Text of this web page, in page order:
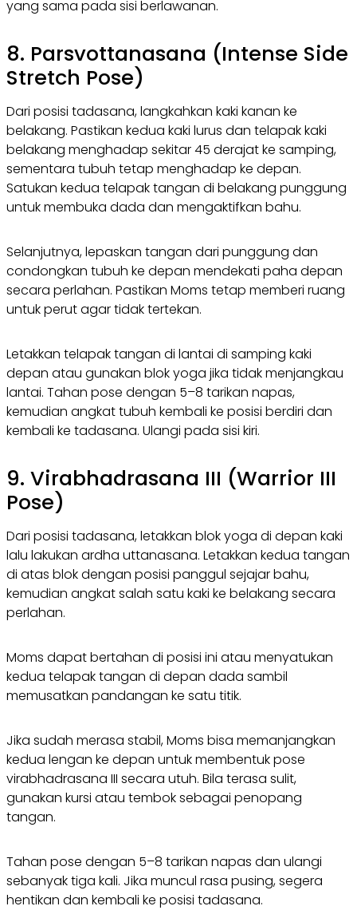
yang sama pada sisi berlawanan.
8. Parsvottanasana (Intense Side
Stretch Pose)
Dari posisi tadasana, langkahkan kaki kanan ke
belakang. Pastikan kedua kaki lurus dan telapak kaki
belakang menghadap sekitar 45 derajat ke samping,
sementara tubuh tetap menghadap ke depan.
Satukan kedua telapak tangan di belakang punggung
untuk membuka dada dan mengaktifkan bahu.
Selanjutnya, lepaskan tangan dari punggung dan
condongkan tubuh ke depan mendekati paha depan
secara perlahan. Pastikan Moms tetap memberi ruang
untuk perut agar tidak tertekan.
Letakkan telapak tangan di lantai di samping kaki
depan atau gunakan blok yoga jika tidak menjangkau
lantai. Tahan pose dengan 5–8 tarikan napas,
kemudian angkat tubuh kembali ke posisi berdiri dan
kembali ke tadasana. Ulangi pada sisi kiri.
9. Virabhadrasana III (Warrior III
Pose)
Dari posisi tadasana, letakkan blok yoga di depan kaki
lalu lakukan ardha uttanasana. Letakkan kedua tangan
di atas blok dengan posisi panggul sejajar bahu,
kemudian angkat salah satu kaki ke belakang secara
perlahan.
Moms dapat bertahan di posisi ini atau menyatukan
kedua telapak tangan di depan dada sambil
memusatkan pandangan ke satu titik.
Jika sudah merasa stabil, Moms bisa memanjangkan
kedua lengan ke depan untuk membentuk pose
virabhadrasana III secara utuh. Bila terasa sulit,
gunakan kursi atau tembok sebagai penopang
tangan.
Tahan pose dengan 5–8 tarikan napas dan ulangi
sebanyak tiga kali. Jika muncul rasa pusing, segera
hentikan dan kembali ke posisi tadasana.